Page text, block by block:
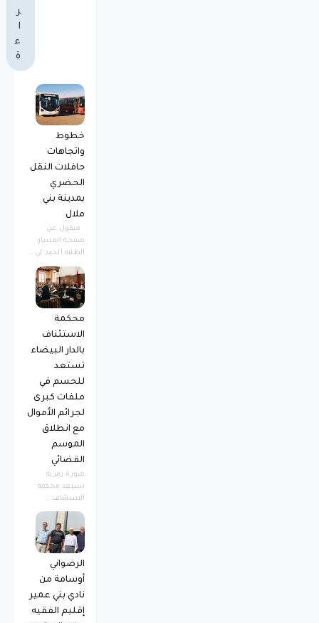
ر
ا
ء
ة
خطوط
واتجاهات
حافلات النقل
الحضري
بمدينة بني
ملال
منقول عن
صفحة المسار:
الطلبة الجدد لي...
محكمة
الاستئناف
بالدار البيضاء
تستعد
للحسم في
ملفات كبرى
لجرائم الأموال
مع انطلاق
الموسم
القضائي
صورة رمزية ​
تستعد محكمة
الاستئناف...
الرضواني
أوسامة من
نادي بني عمير
إقليم الفقيه